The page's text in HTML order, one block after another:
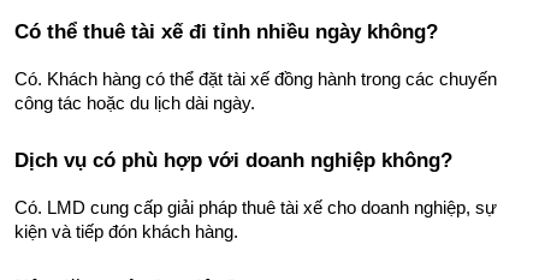
Có thể thuê tài xế đi tỉnh nhiều ngày không?
Có. Khách hàng có thể đặt tài xế đồng hành trong các chuyến
công tác hoặc du lịch dài ngày.
Dịch vụ có phù hợp với doanh nghiệp không?
Có. LMD cung cấp giải pháp thuê tài xế cho doanh nghiệp, sự
kiện và tiếp đón khách hàng.